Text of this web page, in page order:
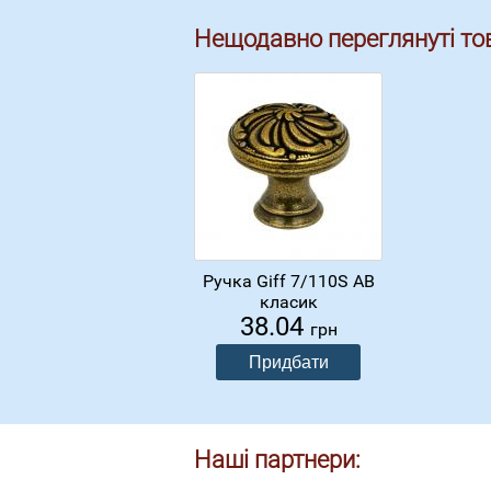
Нещодавно переглянуті
Ручка Giff 7/110S АВ
класик
38.04 грн
Наші партнери: